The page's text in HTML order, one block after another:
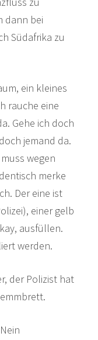
dann bei
Südafrika zu
ein kleines
rauche eine
Gehe ich doch
jemand da.
wegen
merke
Der eine ist
einer gelb
ausfüllen.
werden.
der Polizist hat